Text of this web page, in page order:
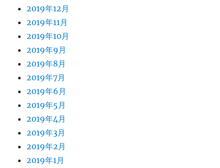
2019年12月
2019年11月
2019年10月
2019年9月
2019年8月
2019年7月
2019年6月
2019年5月
2019年4月
2019年3月
2019年2月
2019年1月